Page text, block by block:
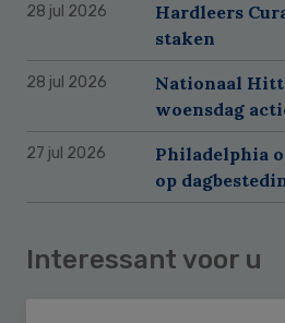
28 jul 2026
Hardleers
staken
28 jul 2026
Nationaal
woensdag
27 jul 2026
Philadelphia
op
Interessant voor u